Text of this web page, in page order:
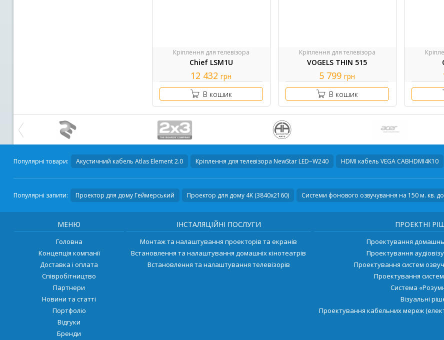
Кріплення для телевізора
Chief LSM1U
12 432 грн
В кошик
Кріплення для телевізора
VOGELS THIN 515
5 799грн
В кошик
Популярні товари: Акустичний кабель Atlas Element 2.0 Кріплення для телевізора NewStar LED−W240 HDMI кабель VEGA CABHDMI4K10
Популярні запити: Проектор для дому Геймерський Проектор для дому 4K (3840x2160) Системи фонового озвучування на 150 м. кв.
МЕНЮ
Головна
Концепція компанії
Доставка і оплата
Співробітництво
Партнери
Новини та статті
Портфоліо
Відгуки
Бренди
ІНСТАЛЯЦІЙНІ ПОСЛУГИ
Монтаж та налаштування проекторів та екранів
Встановлення та налаштування домашніх кінотеатрів
Встановлення та налаштування телевізорів
ПРОЕКТНІ
Проектування
Проектування
Проектування систем
Проектування
Система
Візуальні
Проектування кабельних мереж